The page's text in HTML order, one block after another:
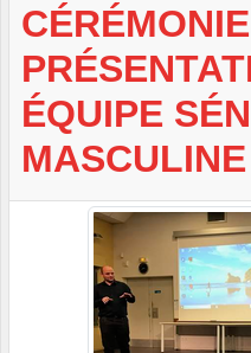
ÉQUIPE